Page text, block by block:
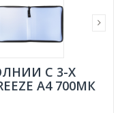
C 3-Х
А4 700МК